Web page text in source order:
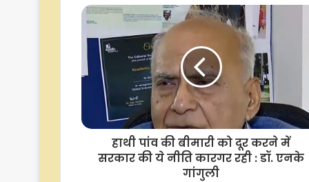
हाथी पांव की बीमारी को दूर करने में
सरकार की ये नीति कारगर रही : डॉ. एनके
गांगुली